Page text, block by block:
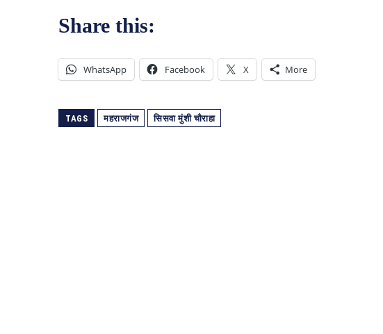
Share this:
WhatsApp Facebook X More
TAGS महराजगंज सिसवा मुंशी चौराहा